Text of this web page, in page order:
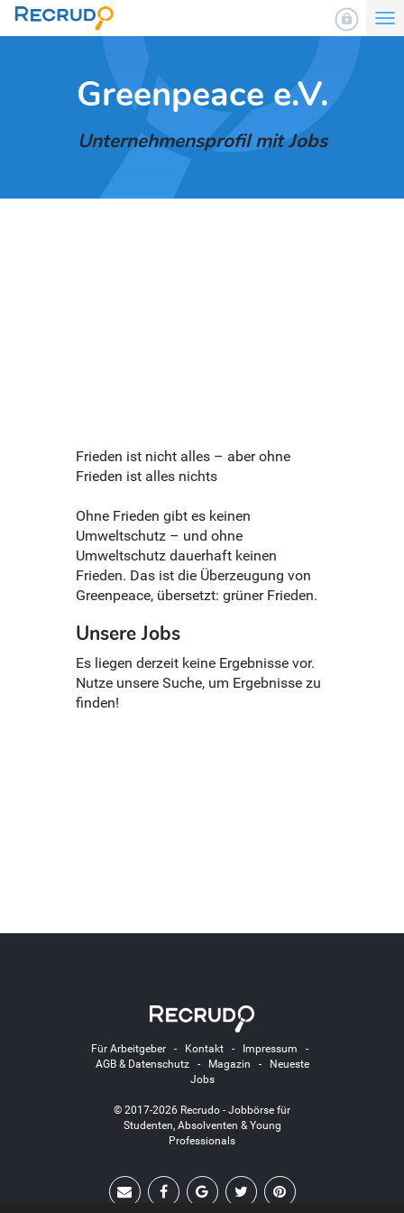
Greenpeace e.V.
Unternehmensprofil mit Jobs
Frieden ist nicht alles – aber ohne
Frieden ist alles nichts
Ohne Frieden gibt es keinen
Umweltschutz – und ohne
Umweltschutz dauerhaft keinen
Frieden. Das ist die Überzeugung von
Greenpeace, übersetzt: grüner Frieden.
Unsere Jobs
Es liegen derzeit keine Ergebnisse vor.
Nutze unsere Suche, um Ergebnisse zu
finden!
Für Arbeitgeber- Kontakt- Impressum -
AGB & Datenschutz- Magazin -
Neueste
Jobs
© 2017-2026 Recrudo - Jobbörse für
Studenten, Absolventen & Young
Professionals